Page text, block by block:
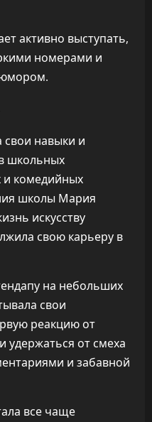
активно выступать,
номерами и
свои навыки и
школьных
и комедийных
школы Мария
искусству
свою карьеру в
на небольших
свои
реакцию от
удержаться от смеха
и забавной
все чаще